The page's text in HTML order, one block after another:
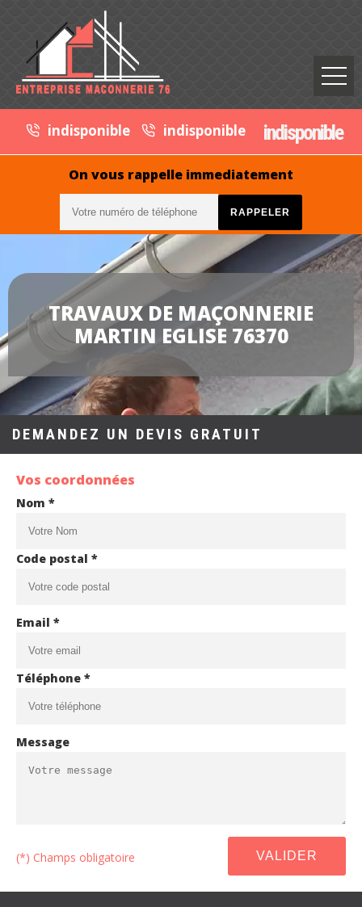
indisponible indisponible indisponible
On vous rappelle immediatement
TRAVAUX DE MAÇONNERIE
MARTIN EGLISE 76370
DEMANDEZ UN DEVIS GRATUIT
Vos coordonnées
Nom *
Code postal *
Email *
Téléphone *
Message
(*) Champs obligatoire